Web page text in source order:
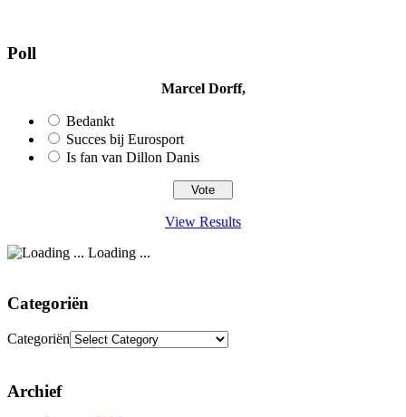
Poll
Marcel Dorff,
Bedankt
Succes bij Eurosport
Is fan van Dillon Danis
View Results
Loading ...
Categoriën
Categoriën
Archief